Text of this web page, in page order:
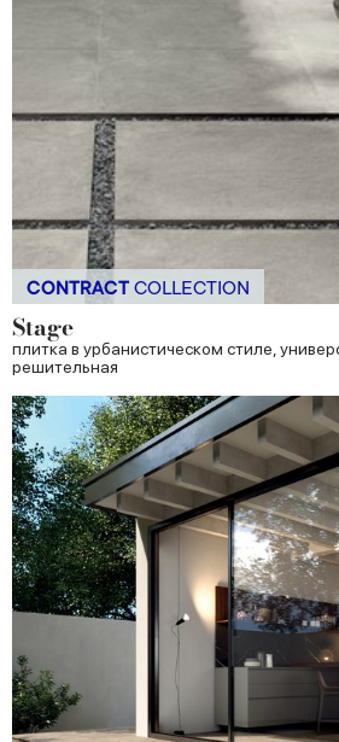
CONTRACT COLLECTION
Stage
плитка в урбанистическом стиле,
решительная